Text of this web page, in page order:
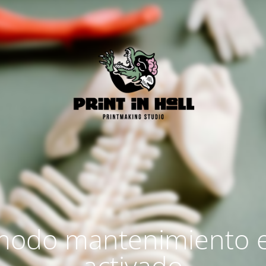
mantenimiento